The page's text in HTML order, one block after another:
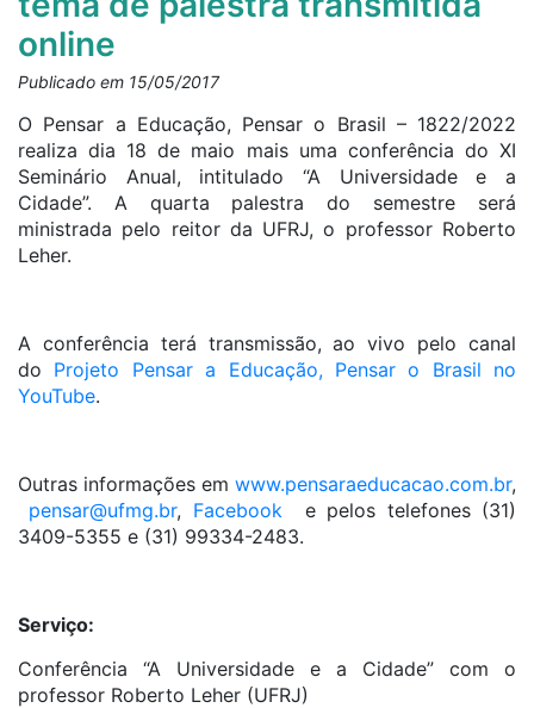
online
Publicado em 15/05/2017
O Pensar a Educação, Pensar o Brasil – 1822/2022
realiza dia 18 de maio mais uma conferência do XI
Seminário Anual, intitulado “A Universidade e a
Cidade”. A quarta palestra do semestre será
ministrada pelo reitor da UFRJ, o professor Roberto
Leher.
A conferência terá transmissão, ao vivo pelo canal
do Projeto Pensar a Educação, Pensar o Brasil no
YouTube.
Outras informações em www.pensaraeducacao.com.br,
pensar@ufmg.br, Facebooke pelos telefones (31)
3409-5355 e (31) 99334-2483.
Serviço:
Conferência “A Universidade e a Cidade” com o
professor Roberto Leher (UFRJ)